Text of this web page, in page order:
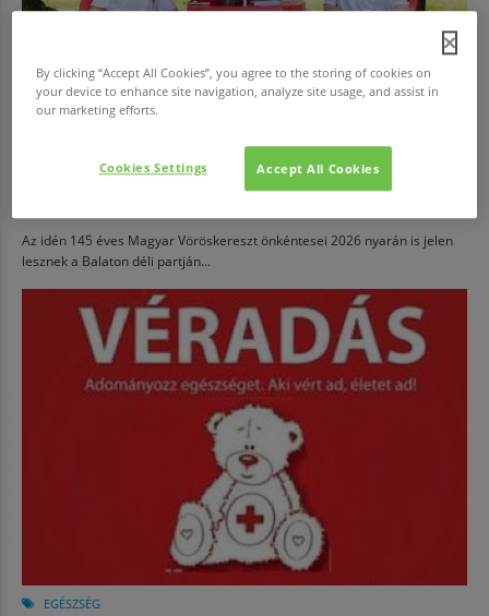
Júliustól ismét vöröskeresztes önkéntesek segítik a
Az idén 145 éves Magyar Vöröskereszt önkéntesei 2026 nyarán is jelen
lesznek a Balaton déli partján...
EGÉSZSÉG
By clicking “Accept All Cookies”, you agree to the storing of cookies on
your device to enhance site navigation, analyze site usage, and assist in
our marketing efforts.
Accept All Cookies
Cookies Settings